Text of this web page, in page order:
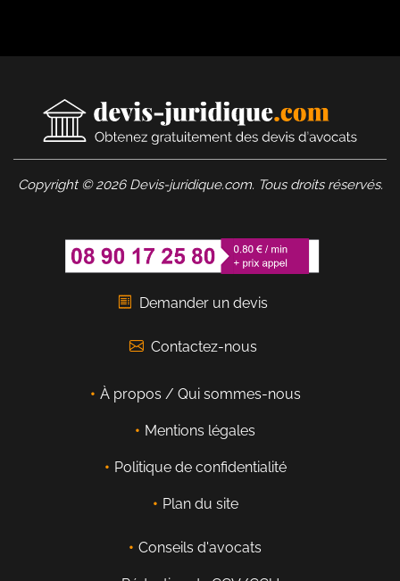
Copyright © 2026 Devis-juridique.com. Tous droits réservés.
Demander un devis
Contactez-nous
À propos / Qui sommes-nous
Mentions légales
Politique de confidentialité
Plan du site
Conseils d'avocats